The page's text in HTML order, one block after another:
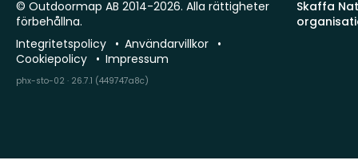
Skaffa
© Outdoormap AB 2014-2026. Alla rättigheter
förbehållna.
Integritetspolicy
Användarvillkor
Cookiepolicy
Impressum
phx-sto-02 · 26.7.1 (449747a8c)